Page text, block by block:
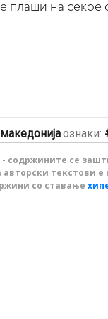
плаши на
македонијаознаки:
- содржините се
текстови
со ставање